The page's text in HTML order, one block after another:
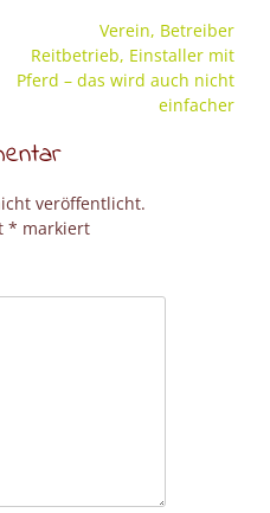
Verein, Betreiber
Reitbetrieb, Einstaller mit
Pferd – das wird auch nicht
einfacher
veröffentlicht.
* markiert